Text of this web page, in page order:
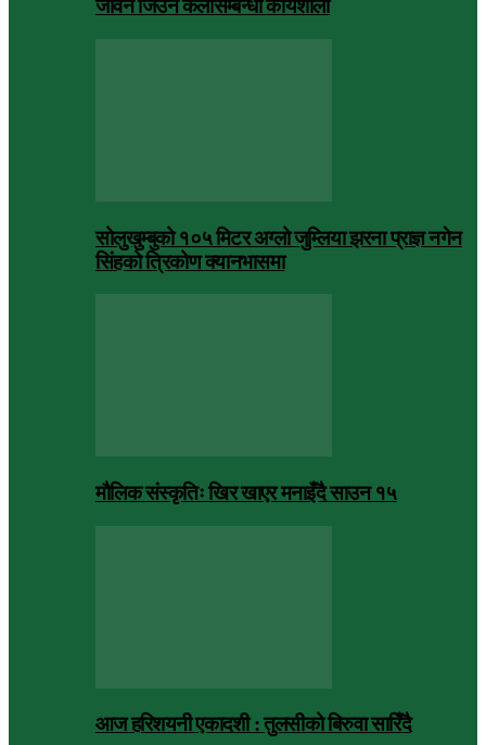
जीवन जिउने कलासम्बन्धी कार्यशाला
सोलुखुम्बुको १०५ मिटर अग्लो जुम्लिया झरना प्राज्ञ नगेन
सिंहको त्रिकोण क्यानभासमा
मौलिक संस्कृतिः खिर खाएर मनाइँदै साउन १५
आज हरिशयनी एकादशी : तुलसीको बिरुवा सारिँदै